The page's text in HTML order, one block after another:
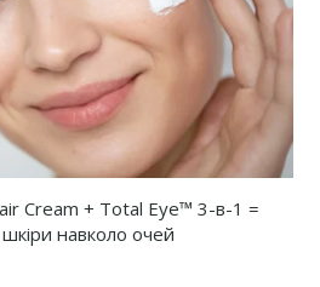
Cream + Total Eye™ 3-в-1 =
навколо очей